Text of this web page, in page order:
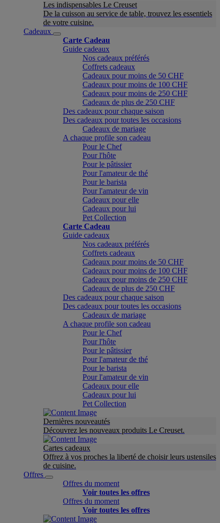
Les indispensables Le Creuset
De la cuisson au service de table, trouvez les essentiels
de votre cuisine.
Cadeaux
Carte Cadeau
Guide cadeaux
Nos cadeaux préférés
Coffrets cadeaux
Cadeaux pour moins de 50 CHF
Cadeaux pour moins de 100 CHF
Cadeaux pour moins de 250 CHF
Cadeaux de plus de 250 CHF
Des cadeaux pour chaque saison
Des cadeaux pour toutes les occasions
Cadeaux de mariage
A chaque profile son cadeau
Pour le Chef
Pour l'hôte
Pour le pâtissier
Pour l'amateur de thé
Pour le barista
Pour l'amateur de vin
Cadeaux pour elle
Cadeaux pour lui
Pet Collection
Carte Cadeau
Guide cadeaux
Nos cadeaux préférés
Coffrets cadeaux
Cadeaux pour moins de 50 CHF
Cadeaux pour moins de 100 CHF
Cadeaux pour moins de 250 CHF
Cadeaux de plus de 250 CHF
Des cadeaux pour chaque saison
Des cadeaux pour toutes les occasions
Cadeaux de mariage
A chaque profile son cadeau
Pour le Chef
Pour l'hôte
Pour le pâtissier
Pour l'amateur de thé
Pour le barista
Pour l'amateur de vin
Cadeaux pour elle
Cadeaux pour lui
Pet Collection
Dernières nouveautés
Découvrez les nouveaux produits Le Creuset.
Cartes cadeaux
Offrez à vos proches la liberté de choisir leurs ustensiles
de cuisine.
Offres
Offres du moment
Voir toutes les offres
Offres du moment
Voir toutes les offres